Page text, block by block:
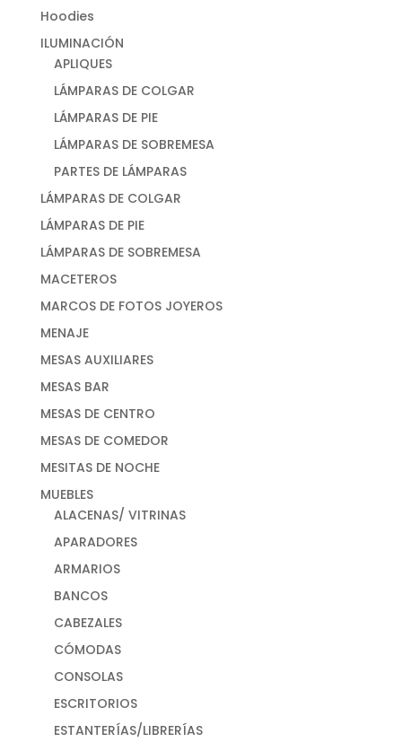
Hoodies
ILUMINACIÓN
APLIQUES
LÁMPARAS DE COLGAR
LÁMPARAS DE PIE
LÁMPARAS DE SOBREMESA
PARTES DE LÁMPARAS
LÁMPARAS DE COLGAR
LÁMPARAS DE PIE
LÁMPARAS DE SOBREMESA
MACETEROS
MARCOS DE FOTOS JOYEROS
MENAJE
MESAS AUXILIARES
MESAS BAR
MESAS DE CENTRO
MESAS DE COMEDOR
MESITAS DE NOCHE
MUEBLES
ALACENAS/ VITRINAS
APARADORES
ARMARIOS
BANCOS
CABEZALES
CÓMODAS
CONSOLAS
ESCRITORIOS
ESTANTERÍAS/LIBRERÍAS